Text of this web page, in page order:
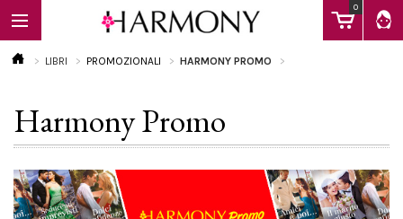
0
EBOOK
LIBRI
LIBRI PROMOZIONALI HARMONY PROMO
Harmony Promo